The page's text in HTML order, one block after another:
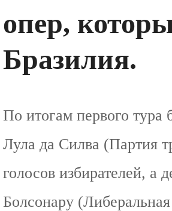
опер,
Бразилия.
По итогам первого
Лула да Силва (Партия
голосов избирателей, а
Болсонару